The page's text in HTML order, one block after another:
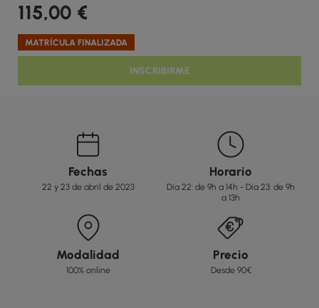
115,00 €
MATRÍCULA FINALIZADA
INSCRIBIRME
Fechas
22 y 23 de abril de 2023
Horario
Día 22: de 9h a 14h - Día 23: de 9h
a 13h
Modalidad
100% online
Precio
Desde 90€